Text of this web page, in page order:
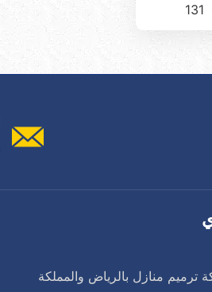
131
منازل بالرياض والمملكة